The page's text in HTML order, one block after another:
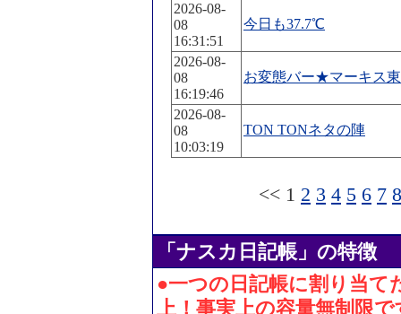
2026-08-
08
16:31:51
今日も37.7℃
2026-08-
08
16:19:46
お変態バー★マーキス
2026-08-
08
10:03:19
TON TONネタの陣
<< 1 2 3 4 5 6 7 8
「ナスカ日記帳」の特徴
●一つの日記帳に割り当て
上！事実上の容量無制限で